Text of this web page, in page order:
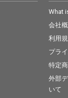
What
会社
利用
プラ
特定
外部
いて